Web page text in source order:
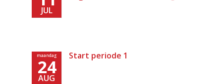
JUL
maandag
24
AUG
Start periode 1